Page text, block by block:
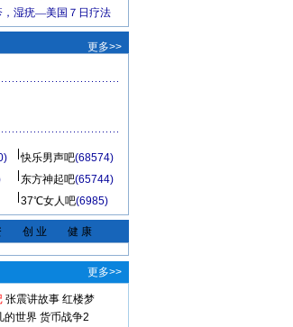
更多>>
快乐男声吧(68574)
东方神起吧(65744)
37℃女人吧(6985)
创 业 健 康
更多>>
张震讲故事 红楼梦
的世界 货币战争2